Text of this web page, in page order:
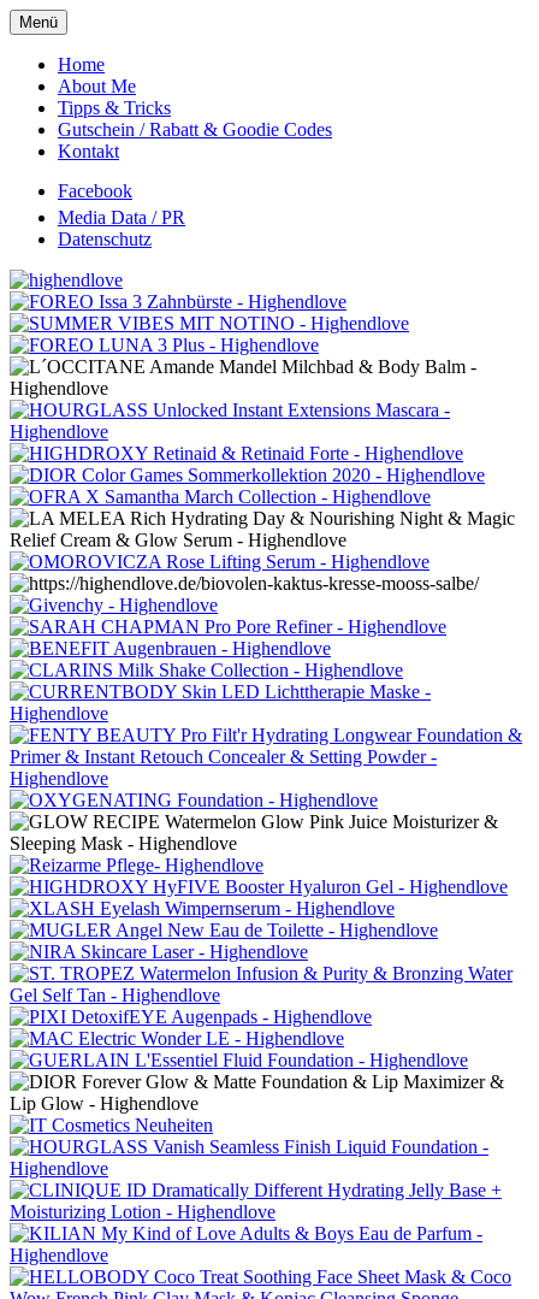
Menü
Oberes
Menü
Home
About Me
Tipps & Tricks
Gutschein / Rabatt & Goodie Codes
Kontakt
Facebook
Media Data / PR
Datenschutz